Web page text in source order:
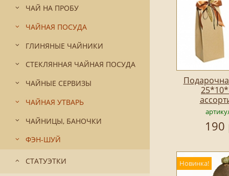
ЧАЙ НА ПРОБУ
ЧАЙНАЯ ПОСУДА
ГЛИНЯНЫЕ ЧАЙНИКИ
СТЕКЛЯННАЯ ЧАЙНАЯ ПОСУДА
ЧАЙНЫЕ СЕРВИЗЫ
ЧАЙНАЯ УТВАРЬ
ЧАЙНИЦЫ, БАНОЧКИ
ФЭН-ШУЙ
СТАТУЭТКИ
190
Новинка!